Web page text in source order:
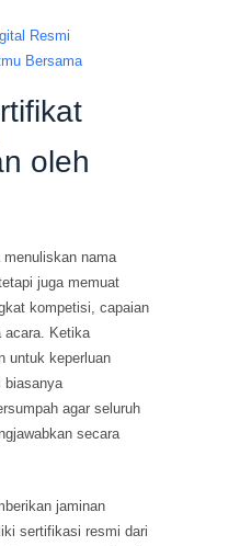
Resmi
Bersama
oleh
nama
juga memuat
kompetisi, capaian
acara. Ketika
untuk keperluan
biasanya
agar seluruh
secara
jaminan
sertifikasi resmi dari